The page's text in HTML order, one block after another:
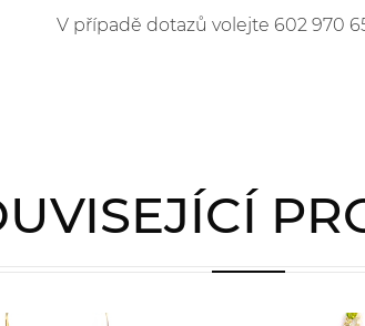
V případě dotazů volejte 602 970